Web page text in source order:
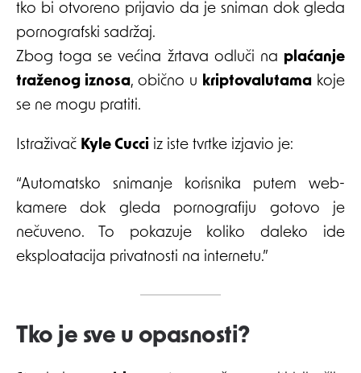
tko bi otvoreno prijavio da je sniman dok gleda
pornografski sadržaj.
Zbog toga se većina žrtava odluči na plaćanje
traženog iznosa, obično u kriptovalutama koje
se ne mogu pratiti.
Istraživač Kyle Cucci iz iste tvrtke izjavio je:
“Automatsko snimanje korisnika putem web-
kamere dok gleda pornografiju gotovo je
nečuveno. To pokazuje koliko daleko ide
eksploatacija privatnosti na internetu.”
Tko je sve u opasnosti?